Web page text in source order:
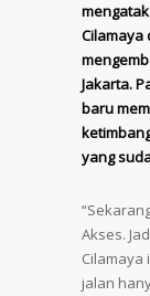
Cilamaya
Jakarta.
baru
yang
Akses.
Cilamaya
jalan